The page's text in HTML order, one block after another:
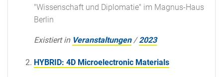
"Wissenschaft und Diplomatie" im Magnus-Haus
Berlin
Existiert in Veranstaltungen /2023
HYBRID: 4D Microelectronic Materials